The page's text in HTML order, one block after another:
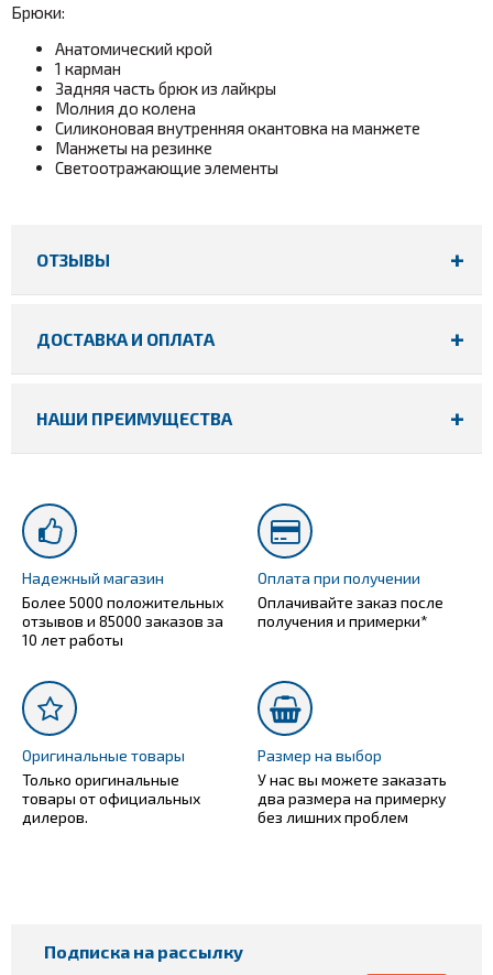
Брюки:
Анатомический крой
1 карман
Задняя часть брюк из лайкры
Молния до колена
Силиконовая внутренняя окантовка на манжете
Манжеты на резинке
Светоотражающие элементы
ОТЗЫВЫ
ДОСТАВКА И ОПЛАТА
НАШИ ПРЕИМУЩЕСТВА
Надежный магазин
Более 5000 положительных
отзывов и 85000 заказов за
10 лет работы
Оплата при получении
Оплачивайте заказ после
получения и примерки*
Оригинальные товары
Только оригинальные
товары от официальных
дилеров.
Размер на выбор
У нас вы можете заказать
два размера на примерку
без лишних проблем
Подписка на рассылку